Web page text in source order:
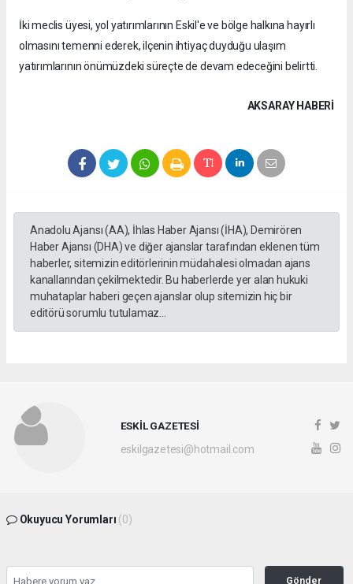
İki meclis üyesi, yol yatırımlarının Eskil'e ve bölge halkına hayırlı
olmasını temenni ederek, ilçenin ihtiyaç duyduğu ulaşım
yatırımlarının önümüzdeki süreçte de devam edeceğini belirtti.
AKSARAY HABERİ
Anadolu Ajansı (AA), İhlas Haber Ajansı (İHA), Demirören
Haber Ajansı (DHA) ve diğer ajanslar tarafından eklenen tüm
haberler, sitemizin editörlerinin müdahalesi olmadan ajans
kanallarından çekilmektedir. Bu haberlerde yer alan hukuki
muhataplar haberi geçen ajanslar olup sitemizin hiç bir
editörü sorumlu tutulamaz...
ESKİL GAZETESİ
eskilgazetesi@hotmail.com
Okuyucu Yorumları (0)
Gönder